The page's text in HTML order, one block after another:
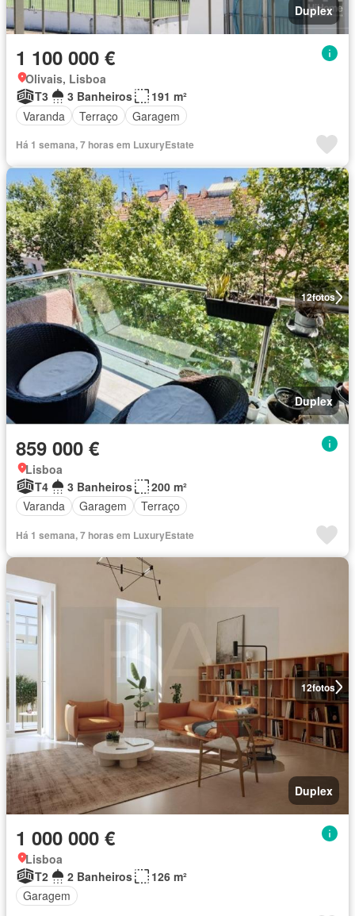
Duplex
1 100 000 €
Olivais, Lisboa
T3
3 Banheiros
191 m²
Varanda
Terraço Garagem
Há 1 semana, 7 horas em LuxuryEstate
12fotos
Duplex
859 000 €
Lisboa
T4
3 Banheiros
200 m²
Varanda
Garagem Terraço
Há 1 semana, 7 horas em LuxuryEstate
12fotos
Duplex
1 000 000 €
Lisboa
T2
2 Banheiros
126 m²
Garagem